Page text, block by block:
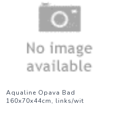
Aqualine Opava Bad
160x70x44cm, links/wit